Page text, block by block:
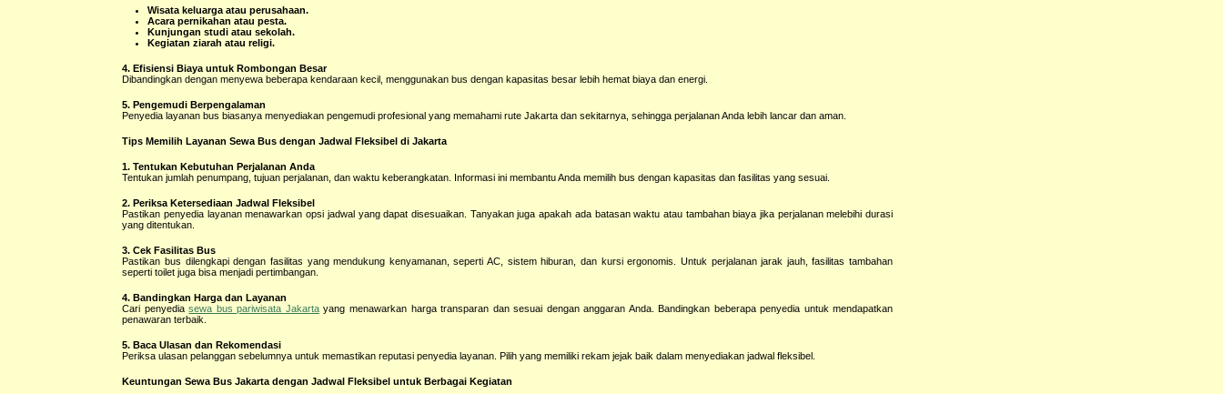
Wisata keluarga atau perusahaan.
Acara pernikahan atau pesta.
Kunjungan studi atau sekolah.
Kegiatan ziarah atau religi.
4. Efisiensi Biaya untuk Rombongan Besar
Dibandingkan dengan menyewa beberapa kendaraan kecil, menggunakan bus dengan kapasitas besar lebih hemat biaya dan energi.
5. Pengemudi Berpengalaman
Penyedia layanan bus biasanya menyediakan pengemudi profesional yang memahami rute Jakarta dan sekitarnya, sehingga perjalanan Anda lebih lancar dan aman.
Tips Memilih Layanan Sewa Bus dengan Jadwal Fleksibel di Jakarta
1. Tentukan Kebutuhan Perjalanan Anda
Tentukan jumlah penumpang, tujuan perjalanan, dan waktu keberangkatan. Informasi ini membantu Anda memilih bus dengan kapasitas dan fasilitas yang sesuai.
2. Periksa Ketersediaan Jadwal Fleksibel
Pastikan penyedia layanan menawarkan opsi jadwal yang dapat disesuaikan. Tanyakan juga apakah ada batasan waktu atau tambahan biaya jika perjalanan melebihi durasi
yang ditentukan.
3. Cek Fasilitas Bus
Pastikan bus dilengkapi dengan fasilitas yang mendukung kenyamanan, seperti AC, sistem hiburan, dan kursi ergonomis. Untuk perjalanan jarak jauh, fasilitas tambahan
seperti toilet juga bisa menjadi pertimbangan.
4. Bandingkan Harga dan Layanan
Cari penyediasewa bus pariwisata Jakartayang menawarkan harga transparan dan sesuai dengan anggaran Anda. Bandingkan beberapa penyedia untuk mendapatkan
penawaran terbaik.
5. Baca Ulasan dan Rekomendasi
Periksa ulasan pelanggan sebelumnya untuk memastikan reputasi penyedia layanan. Pilih yang memiliki rekam jejak baik dalam menyediakan jadwal fleksibel.
Keuntungan Sewa Bus Jakarta dengan Jadwal Fleksibel untuk Berbagai Kegiatan